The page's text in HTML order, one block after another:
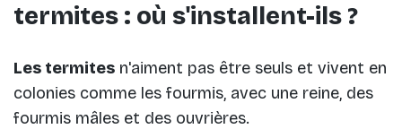
termites : où s'installent-ils ?
Les termites n'aiment pas être seuls et vivent en
colonies comme les fourmis, avec une reine, des
fourmis mâles et des ouvrières.